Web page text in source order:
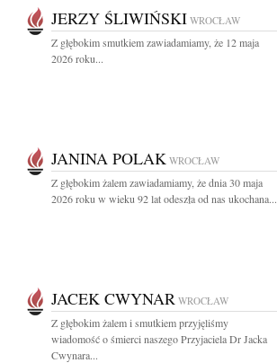
JERZY ŚLIWIŃSKI WROCŁAW
Z głębokim smutkiem zawiadamiamy, że 12 maja
2026 roku...
JANINA POLAK WROCŁAW
Z głębokim żalem zawiadamiamy, że dnia 30 maja
2026 roku w wieku 92 lat odeszła od nas ukochana...
JACEK CWYNAR WROCŁAW
Z głębokim żalem i smutkiem przyjęliśmy
wiadomość o śmierci naszego Przyjaciela Dr Jacka
Cwynara...